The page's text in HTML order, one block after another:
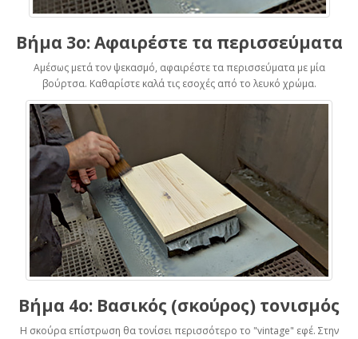
Βήμα 3ο: Αφαιρέστε τα περισσεύματα
Αμέσως μετά τον ψεκασμό, αφαιρέστε τα περισσεύματα με μία
βούρτσα. Καθαρίστε καλά τις εσοχές από το λευκό χρώμα.
Βήμα 4ο: Βασικός (σκούρος) τονισμός
Η σκούρα επίστρωση θα τονίσει περισσότερο το "vintage" εφέ. Στην